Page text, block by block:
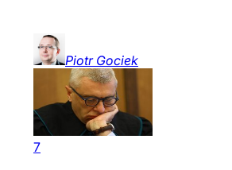
Piotr Gociek
7